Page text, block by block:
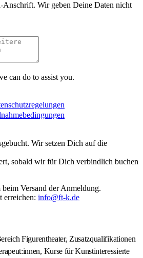
Wir geben Deine Daten nicht
can do to assist you.
Wir setzen Dich auf die
sobald wir für Dich verbindlich buchen
Versand der Anmeldung.
erreichen: info@ft-k.de
Figurentheater, Zusatzqualifikationen
Kurse für Kunstinteressierte